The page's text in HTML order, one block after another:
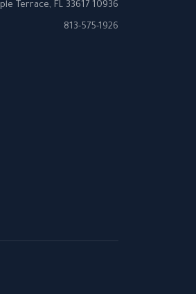
10936 N 56th St, Suite 201, Temple Terrace, FL 33617
813-575-1926